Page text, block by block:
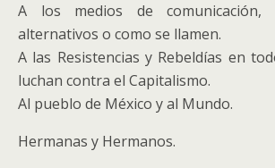
A los medios de comunicación,
alternativos o como se llamen.
A las Resistencias y Rebeldías en
luchan contra el Capitalismo.
Al pueblo de México y al Mundo.
Hermanas y Hermanos.